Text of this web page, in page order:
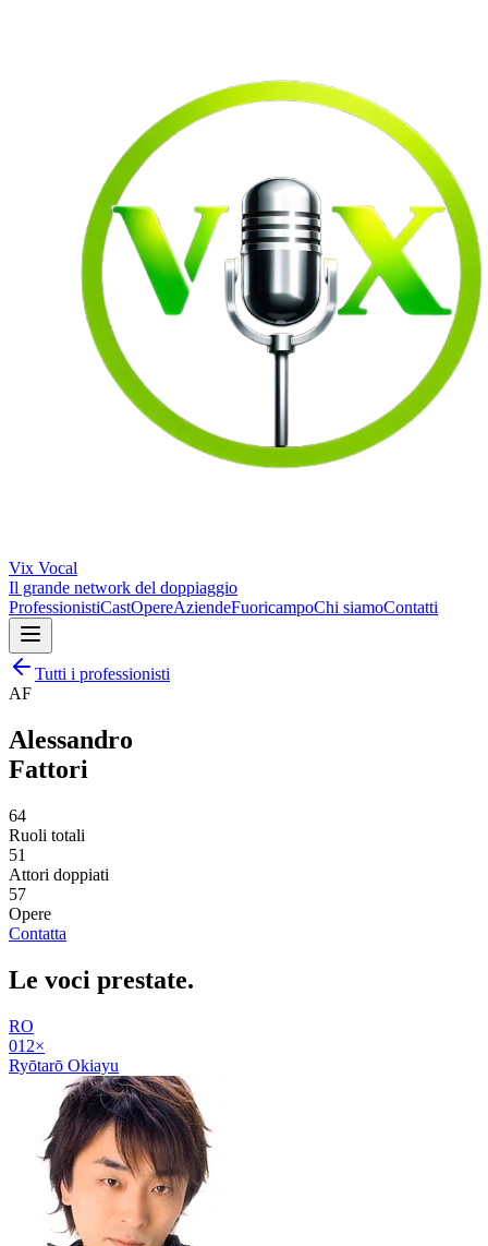
Vix Vocal
Il grande network del doppiaggio
ProfessionistiCastOpereAziendeFuoricampoChi siamoContatti
Tutti i professionisti
AF
Alessandro
Fattori
64
Ruoli totali
51
Attori doppiati
57
Opere
Contatta
Le voci prestate.
RO
01 2×
Ryōtarō Okiayu